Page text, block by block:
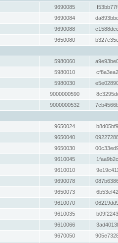
9690085
9690084
9690088
9650080
5980060
5980010
5980030
9000000590
9000000532
9650024
9650040
9650030
9610045
9610010
9690078
9650073
9610070
9610035
9610066
9670050